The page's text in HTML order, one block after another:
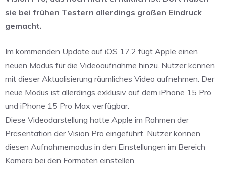
sie bei frühen Testern allerdings großen Eindruck
gemacht.
Im kommenden Update auf iOS 17.2 fügt Apple einen
neuen Modus für die Videoaufnahme hinzu. Nutzer können
mit dieser Aktualisierung räumliches Video aufnehmen. Der
neue Modus ist allerdings exklusiv auf dem iPhone 15 Pro
und iPhone 15 Pro Max verfügbar.
Diese Videodarstellung hatte Apple im Rahmen der
Präsentation der Vision Pro eingeführt. Nutzer können
diesen Aufnahmemodus in den Einstellungen im Bereich
Kamera bei den Formaten einstellen.